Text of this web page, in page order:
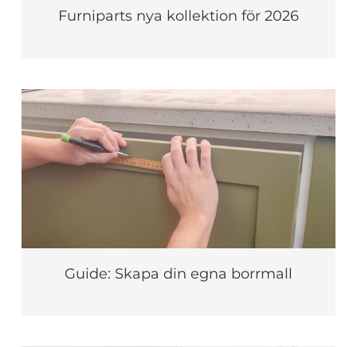
Furniparts nya kollektion för 2026
Guide: Skapa din egna borrmall